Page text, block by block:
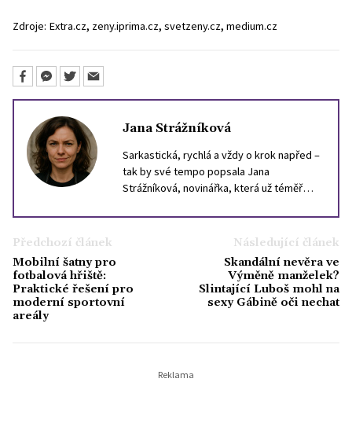
Zdroje: Extra.cz, zeny.iprima.cz, svetzeny.cz, medium.cz
Jana Strážníková
Sarkastická, rychlá a vždy o krok napřed –
tak by své tempo popsala Jana
Strážníková, novinářka, která už téměř
momenty v životě slavných. Psaní o
celebritách pro ni není jen bulvár – je to
způsob, jak vystihnout dobu a náladu
společnosti. Ve volném čase ráda uniká od
chaosu světa celebrit – chodí do lesa, čte
horory a tajně sbírá staré výtisky časopisů
Předchozí článek
Mobilní šatny pro
fotbalová hřiště:
Praktické řešení pro
moderní sportovní
areály
Následující článek
Skandální nevěra ve
Výměně manželek?
Slintající Luboš mohl na
sexy Gábině oči nechat